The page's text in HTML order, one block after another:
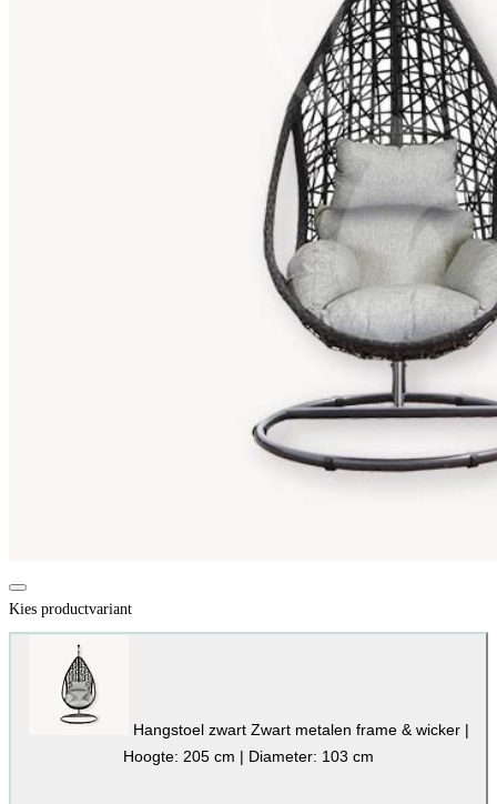
Kies productvariant
Hangstoel zwart Zwart metalen frame & wicker |
Hoogte: 205 cm | Diameter: 103 cm